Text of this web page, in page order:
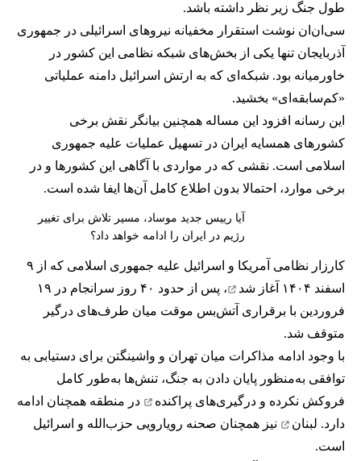
طول جنگ زیر نظر داشته باشد.
سی‌ان‌ان نوشت استقرار مخفیانه نیروهای اسرائیلی در جمهوری
آذربایجان تنها یکی از بخش‌های شبکه نظامی این کشور در
خاورمیانه بود. شبکه‌ای که به ارتش اسرائیل دامنه عملیاتی
«کم‌سابقه‌ای» بخشید.
این رسانه افزود این مساله همچنین بیانگر نقش برخی
کشورهای همسایه ایران در تسهیل عملیات علیه جمهوری
اسلامی است. نقشی که در مواردی با آگاهی این کشورها و در
برخی موارد، احتمالا بدون اطلاع کامل آن‌ها ایفا شده است.
آیا رییس جدید موساد، مسیر تلاش برای تغییر
رژیم در ایران را ادامه خواهد داد؟
کارزار نظامی آمریکا و اسرائیل علیه جمهوری اسلامی که از ۹
اسفند ۱۴۰۴
آغاز شد
، پس از حدود ۴۰ روز سرانجام در ۱۹
فروردین با برقراری آتش‌بس موقت میان طرف‌های درگیر
متوقف شد.
با وجود ادامه مذاکرات میان تهران و واشینگتن برای دستیابی به
توافقی به‌منظور پایان دادن به جنگ، تنش‌ها به‌طور کامل
فروکش نکرده و درگیری‌های پراکنده
در منطقه همچنان ادامه
دارد. لبنان
نیز همچنان صحنه رویارویی‌ حزب‌الله و اسرائیل
است.